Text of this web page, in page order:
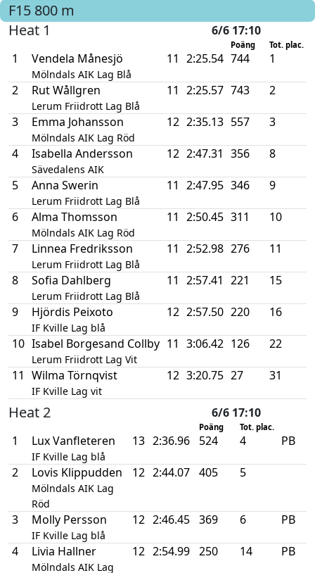
F15 800 m
Heat 1
6/6 17:10
Poäng Tot. plac.
1 Vendela Månesjö
Mölndals AIK Lag Blå
11 2:25.54 744 1
2 Rut Wållgren
Lerum Friidrott Lag Blå
11 2:25.57 743 2
3 Emma Johansson
Mölndals AIK Lag Röd
12 2:35.13 557 3
4 Isabella Andersson
Sävedalens AIK
12 2:47.31 356 8
5 Anna Swerin
Lerum Friidrott Lag Blå
11 2:47.95 346 9
6 Alma Thomsson
Mölndals AIK Lag Röd
11 2:50.45 311 10
7 Linnea Fredriksson
Lerum Friidrott Lag Blå
11 2:52.98 276 11
8 Sofia Dahlberg
Lerum Friidrott Lag Blå
11 2:57.41 221 15
9 Hjördis Peixoto
IF Kville Lag blå
12 2:57.50 220 16
10 Isabel Borgesand Collby
Lerum Friidrott Lag Vit
11 3:06.42 126 22
11 Wilma Törnqvist
IF Kville Lag vit
12 3:20.75 27 31
Heat 2 6/6 17:10
Poäng Tot. plac.
1 Lux Vanfleteren
IF Kville Lag blå
13 2:36.96 524 4 PB
2 Lovis Klippudden
Mölndals AIK Lag
Röd
12 2:44.07 405 5
3 Molly Persson
IF Kville Lag blå
12 2:46.45 369 6 PB
4 Livia Hallner
Mölndals AIK Lag
12 2:54.99 250 14 PB